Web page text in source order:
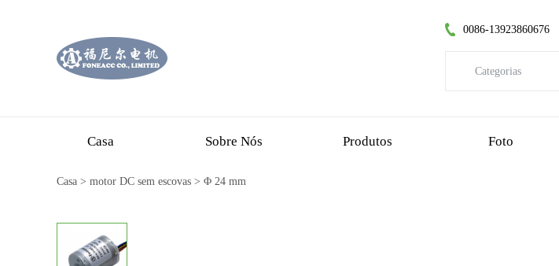
0086-13923860676
Categorias
Casa Sobre Nós Produtos Foto
Casa > motor DC sem escovas > Φ 24 mm